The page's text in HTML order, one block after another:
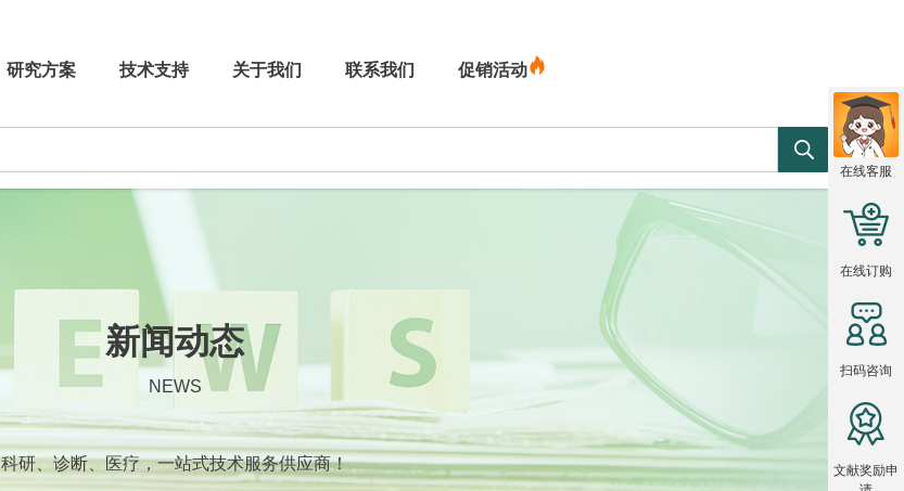
研究方案 技术支持 关于我们 联系我们 促销活动
新闻动态
NEWS
科研、诊断、医疗，一站式技术服务供应商！
在线客服
在线订购
扫码咨询
文献奖励申